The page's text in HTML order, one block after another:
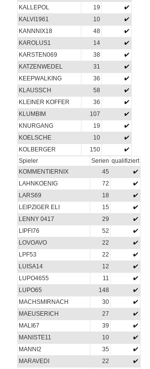
KALLEPOL
19
KALVI1961
10
KANNNIX18
48
KAROLUS1
14
KARSTEN069
38
KATZENWEDEL
31
KEEPWALKING
36
KLAUSSCH
58
KLEINER KOFFER
36
KLUMBIM
107
KNURGANG
19
KOELSCHE
10
KOLBERGER
150
Spieler
Serien qualifiziert
KOMMENTIERNIX
45
LAHNKOENIG
72
LARS69
18
LEIPZIGER ELI
15
LENNY 0417
29
LIPFI76
52
LOVOAVO
22
LPF53
22
LUISA14
12
LUPO4655
11
LUPO65
148
MACHSMIRNACH
30
MAEUSERICH
27
MALI67
39
MANISTE11
10
MANNI2
35
MARAVEDI
22